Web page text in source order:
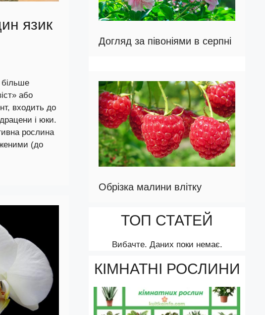
язик
більше
або
входить до
і юки.
рослина
(до
Догляд за півоніями в серпні
Обрізка малини влітку
ТОП СТАТЕЙ
Вибачте. Даних поки немає.
КІМНАТНІ РОСЛИНИ